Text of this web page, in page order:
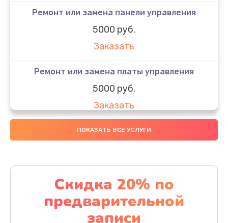
Ремонт или замена панели управления
5000 руб.
Заказать
Ремонт или замена платы управления
5000 руб.
Заказать
Ремонт или замена термоблока
Заказать
Ремонт привода варочного блока
4000 руб.
ПОКАЗАТЬ ВСЕ УСЛУГИ
Скидка 20% по
предварительной
записи